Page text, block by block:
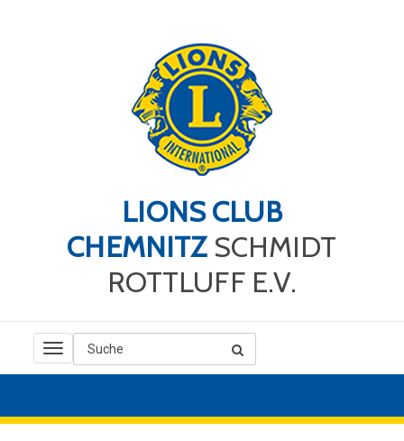
LIONS CLUB
CHEMNITZSCHMIDT
ROTTLUFF E.V.
TOGGLE
NAVIGATION